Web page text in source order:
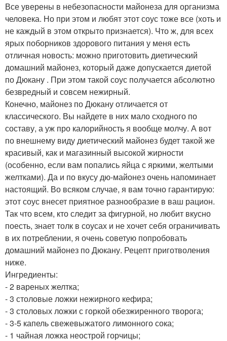
Все уверены в небезопасности майонеза для организма
человека. Но при этом и любят этот соус тоже все (хоть и
не каждый в этом открыто признается). Что ж, для всех
ярых поборников здорового питания у меня есть
отличная новость: можно приготовить диетический
домашний майонез, который даже допускается диетой
по Дюкану . При этом такой соус получается абсолютно
безвредный и совсем нежирный.
Конечно, майонез по Дюкану отличается от
классического. Вы найдете в них мало сходного по
составу, а уж про калорийность я вообще молчу. А вот
по внешнему виду диетический майонез будет такой же
красивый, как и магазинный высокой жирности
(особенно, если вам попались яйца с яркими, желтыми
желтками). Да и по вкусу дю-майонез очень напоминает
настоящий. Во всяком случае, я вам точно гарантирую:
этот соус внесет приятное разнообразие в ваш рацион.
Так что всем, кто следит за фигурной, но любит вкусно
поесть, знает толк в соусах и не хочет себя ограничивать
в их потреблении, я очень советую попробовать
домашний майонез по Дюкану. Рецепт приготволения
ниже.
Ингредиенты:
- 2 вареных желтка;
- 3 столовые ложки нежирного кефира;
- 3 столовых ложки с горкой обезжиренного творога;
- 3-5 капель свежевыжатого лимонного сока;
- 1 чайная ложка неострой горчицы;